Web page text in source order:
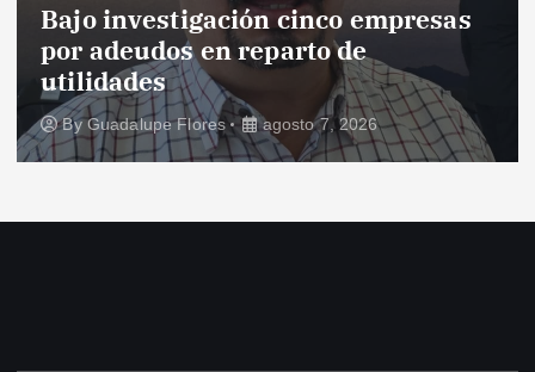
Bajo investigación cinco empresas
por adeudos en reparto de
utilidades
ByGuadalupe Flores agosto 7, 2026